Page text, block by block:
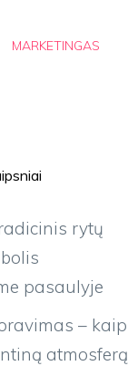
MARKETINGAS
rytų
pasaulyje
– kaip
atmosferą